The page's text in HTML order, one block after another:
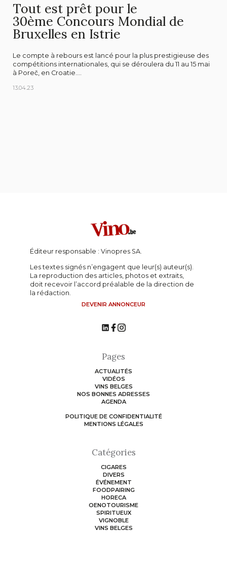
Tout est prêt pour le
30ème Concours Mondial de
Bruxelles en Istrie
Le compte à rebours est lancé pour la plus prestigieuse des
compétitions internationales, qui se déroulera du 11 au 15 mai
à Poreč, en Croatie....
13.04.23
Éditeur responsable : Vinopres SA.
Les textes signés n’engagent que leur(s) auteur(s).
La reproduction des articles, photos et extraits,
doit recevoir l’accord préalable de la direction de
la rédaction.
DEVENIR ANNONCEUR
Catégories
CIGARES
DIVERS
ÉVÉNEMENT
FOODPAIRING
HORECA
OENOTOURISME
SPIRITUEUX
VIGNOBLE
VINS BELGES
Pages
ACTUALITÉS
VIDÉOS
VINS BELGES
NOS BONNES ADRESSES
AGENDA
POLITIQUE DE CONFIDENTIALITÉ
MENTIONS LÉGALES